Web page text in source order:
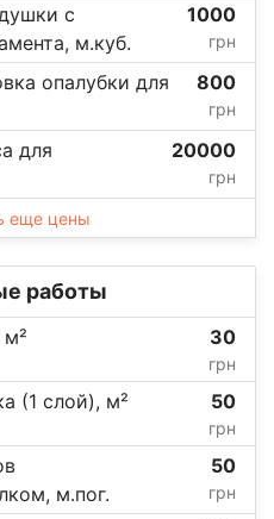
с
м.куб.
1000
грн
опалубки для
800
грн
для
20000
грн
еще цены
работы
м² 30
грн
(1 слой), м² 50
грн
м.пог.
50
грн